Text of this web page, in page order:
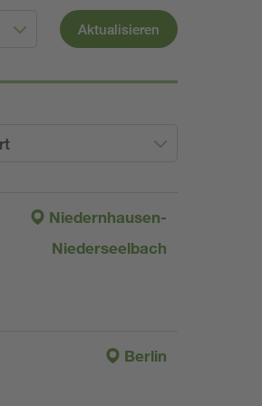
Aktualisieren
Niedernhausen-
Niederseelbach
Berlin